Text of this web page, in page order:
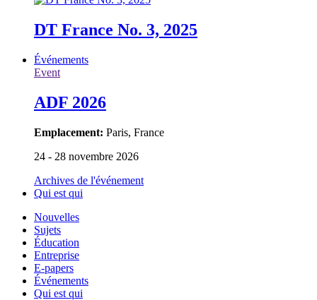
DT France No. 3, 2025
Événements
Event
ADF 2026
Emplacement: Paris, France
24 - 28 novembre 2026
Archives de l'événement
Qui est qui
Nouvelles
Sujets
Éducation
Entreprise
E-papers
Événements
Qui est qui